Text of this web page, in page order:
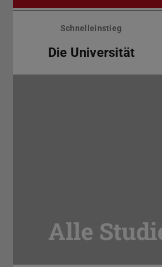
Menü
überspringenSchnelleinstieg
Die Universität
Alle